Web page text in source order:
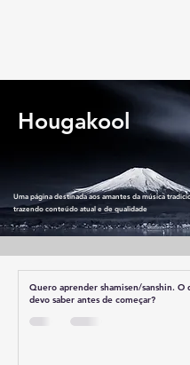
Hougakool
Uma página destinada aos amantes da música
trazendo conteúdo atual e de qualidade
Quero aprender shamisen/sanshin. O
devo saber antes de começar?